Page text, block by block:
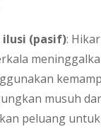
ilusi (pasif):
musuh
peluang